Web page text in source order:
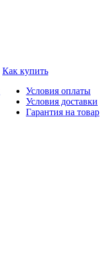
Как купить
Условия оплаты
Условия доставки
Гарантия на товар